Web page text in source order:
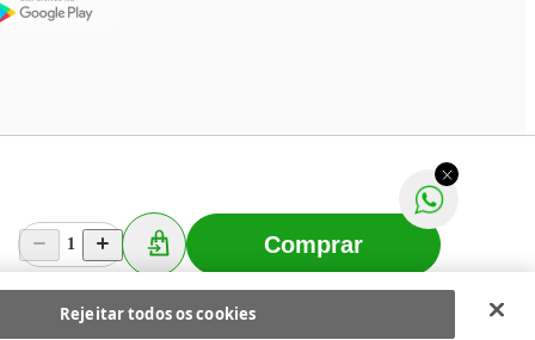
1 Comprar
na rede de lojas físicas.
prévio. Fast Shop S. A. CNPJ: 43.708.379/0001-
Fast Shop - Todos os direitos reservadosRF
Selecionar os Cookies
Rejeitar todos os cookies